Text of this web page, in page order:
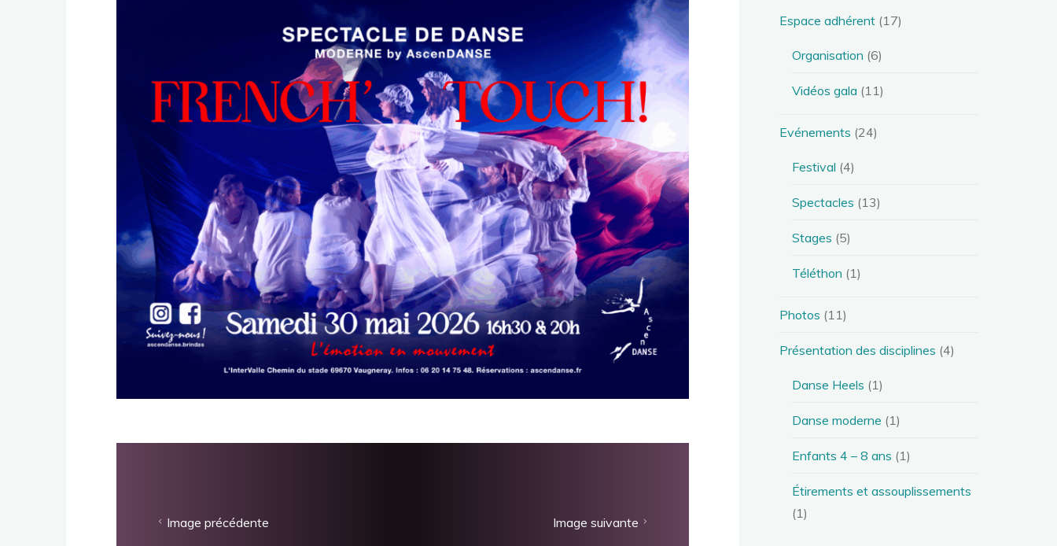
Image précédente Image suivante
Espace adhérent (17)
Organisation (6)
Vidéos gala (11)
Evénements (24)
Festival (4)
Spectacles (13)
Stages (5)
Téléthon (1)
Photos (11)
Présentation des disciplines (4)
Danse Heels (1)
Danse moderne (1)
Enfants 4 – 8 ans (1)
Étirements et assouplissements
(1)